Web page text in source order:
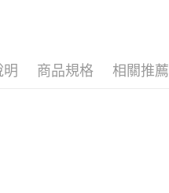
明 商品規格 相關推薦